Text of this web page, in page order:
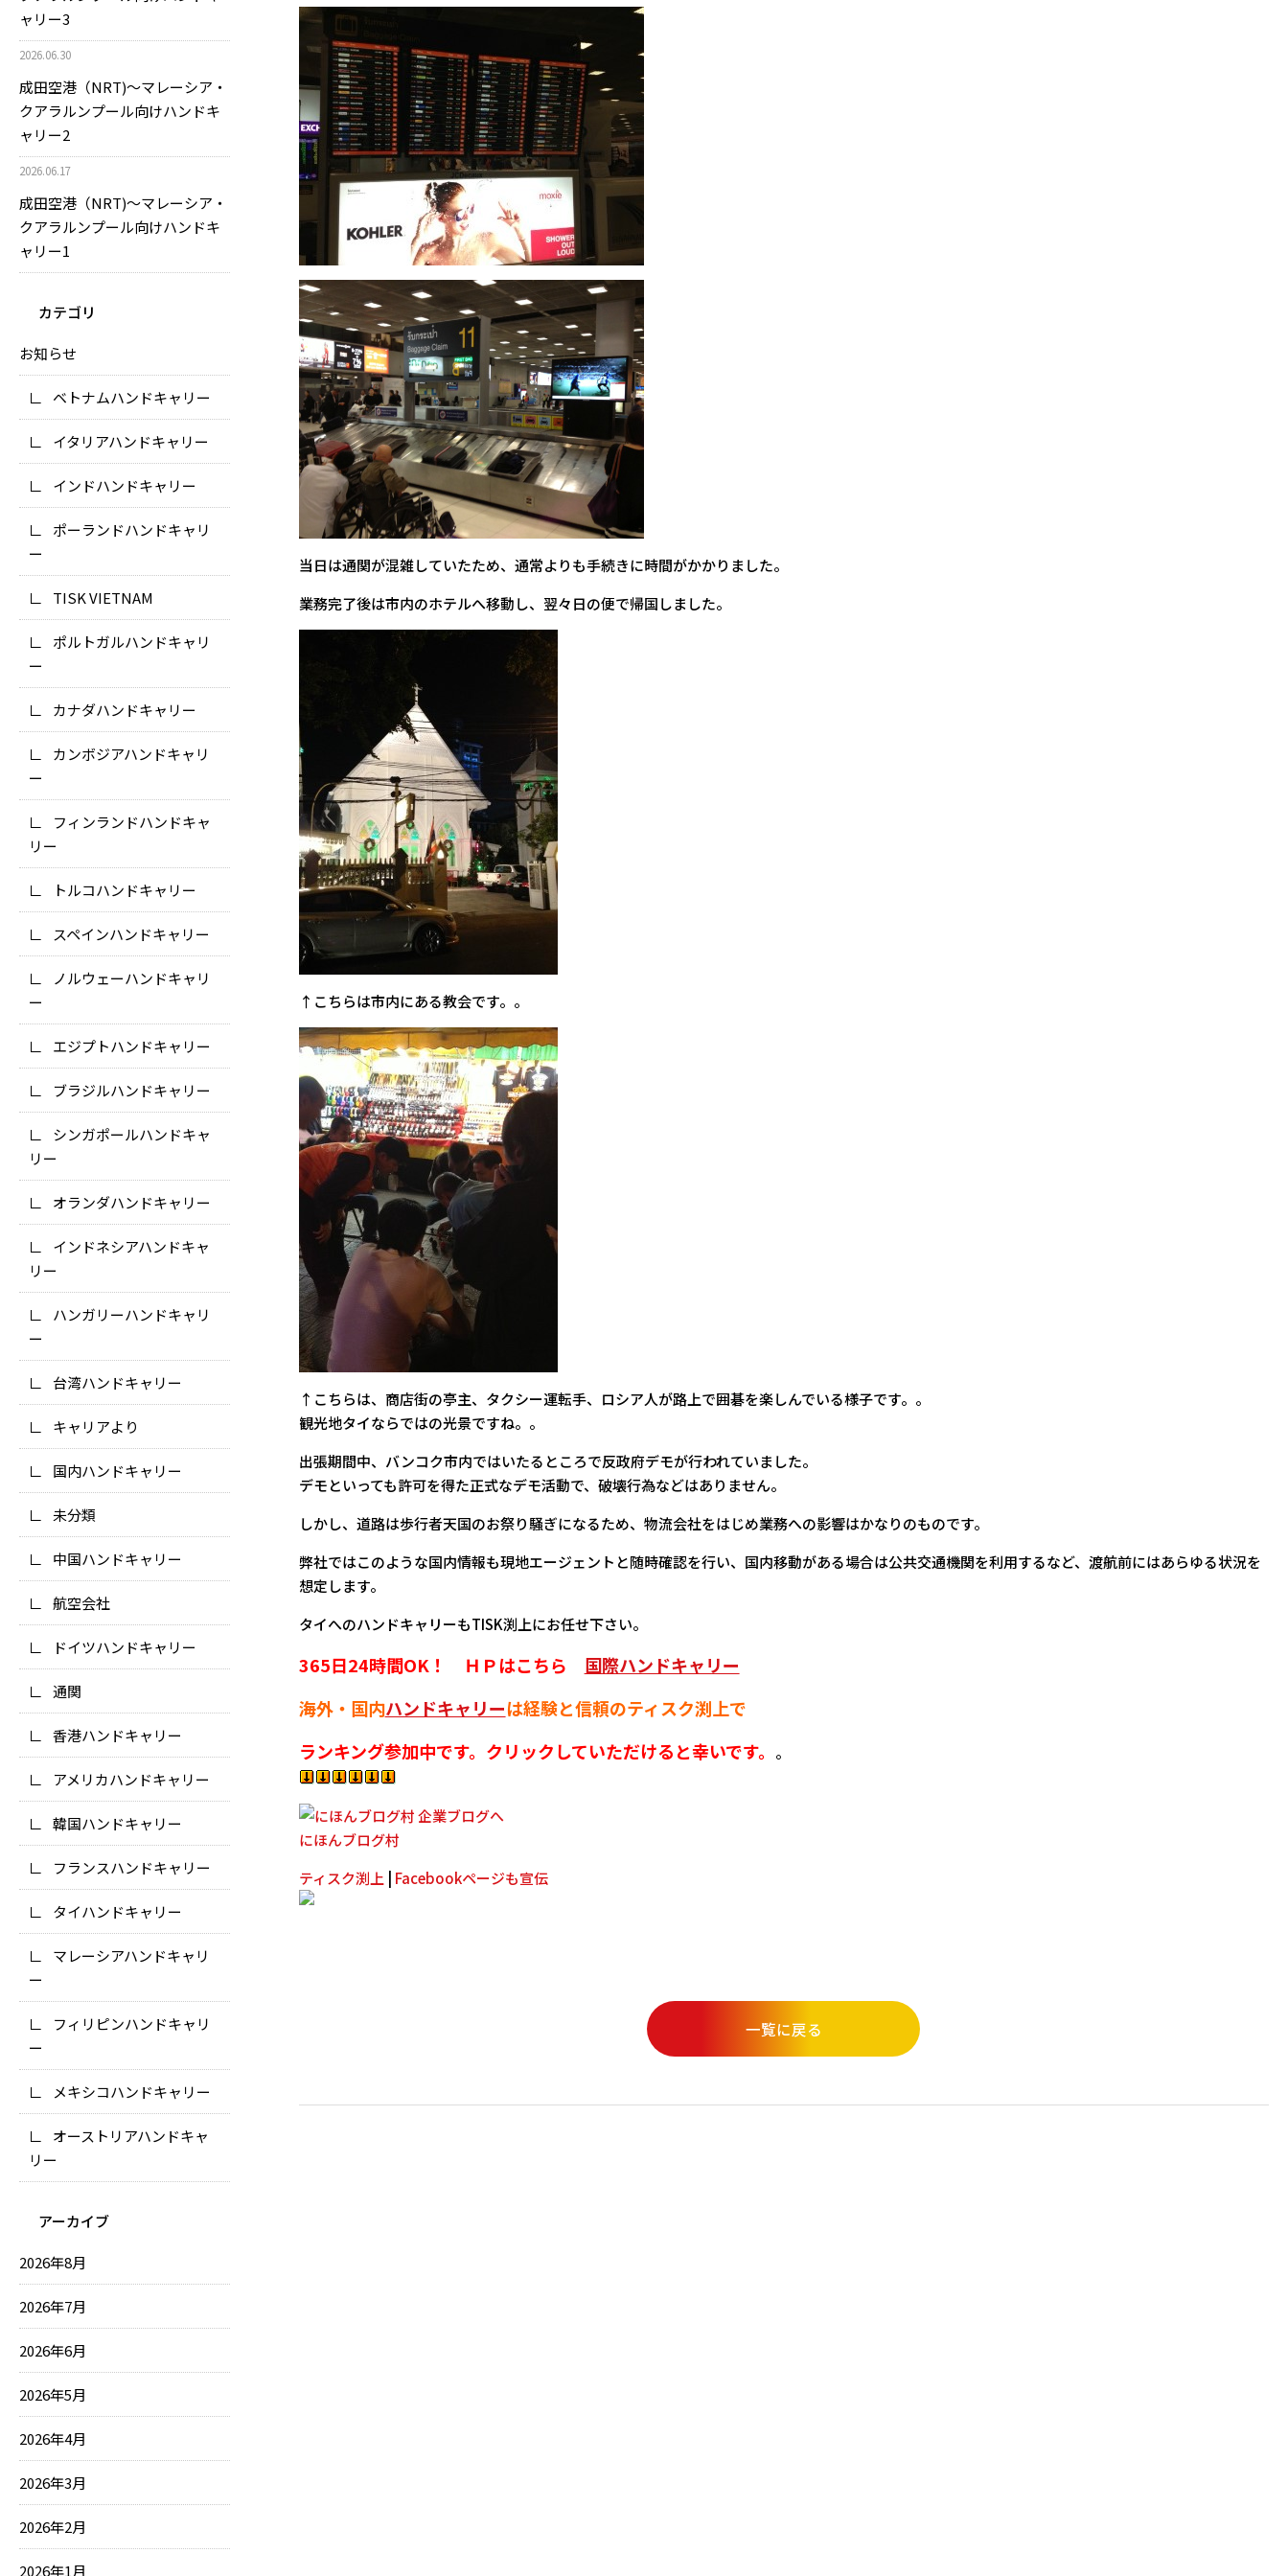
ャリー3
2026.06.30
成田空港（NRT)～マレーシア・
クアラルンプール向けハンドキ
ャリー2
2026.06.17
成田空港（NRT)～マレーシア・
クアラルンプール向けハンドキ
ャリー1
カテゴリ
お知らせ
ベトナムハンドキャリー
イタリアハンドキャリー
インドハンドキャリー
ポーランドハンドキャリ
ー
TISK VIETNAM
ポルトガルハンドキャリ
ー
カナダハンドキャリー
カンボジアハンドキャリ
ー
フィンランドハンドキャ
リー
トルコハンドキャリー
スペインハンドキャリー
ノルウェーハンドキャリ
ー
エジプトハンドキャリー
ブラジルハンドキャリー
シンガポールハンドキャ
リー
オランダハンドキャリー
インドネシアハンドキャ
リー
ハンガリーハンドキャリ
ー
台湾ハンドキャリー
キャリアより
国内ハンドキャリー
未分類
中国ハンドキャリー
航空会社
ドイツハンドキャリー
通関
香港ハンドキャリー
アメリカハンドキャリー
韓国ハンドキャリー
フランスハンドキャリー
タイハンドキャリー
マレーシアハンドキャリ
ー
フィリピンハンドキャリ
ー
メキシコハンドキャリー
オーストリアハンドキャ
リー
アーカイブ
2026年8月
2026年7月
2026年6月
2026年5月
2026年4月
2026年3月
2026年2月
2026年1月
当日は通関が混雑していたため、通常よりも手続きに時間がかかりました。
業務完了後は市内のホテルへ移動し、翌々日の便で帰国しました。
↑こちらは市内にある教会です。。
↑こちらは、商店街の亭主、タクシー運転手、ロシア人が路上で囲碁を楽しんでいる様子です。。
観光地タイならではの光景ですね。。
出張期間中、バンコク市内ではいたるところで反政府デモが行われていました。
デモといっても許可を得た正式なデモ活動で、破壊行為などはありません。
しかし、道路は歩行者天国のお祭り騒ぎになるため、物流会社をはじめ業務への影響はかなりのものです。
弊社ではこのような国内情報も現地エージェントと随時確認を行い、国内移動がある場合は公共交通機関を利用するなど、渡航前にはあらゆる状況を
想定します。
タイへのハンドキャリーもTISK渕上にお任せ下さい。
365日24時間OK！ ＨＰはこちら 国際ハンドキャリー
海外・国内ハンドキャリーは経験と信頼のティスク渕上で
ランキング参加中です。クリックしていただけると幸いです。 。
にほんブログ村
ティスク渕上 | Facebookページも宣伝
一覧に戻る